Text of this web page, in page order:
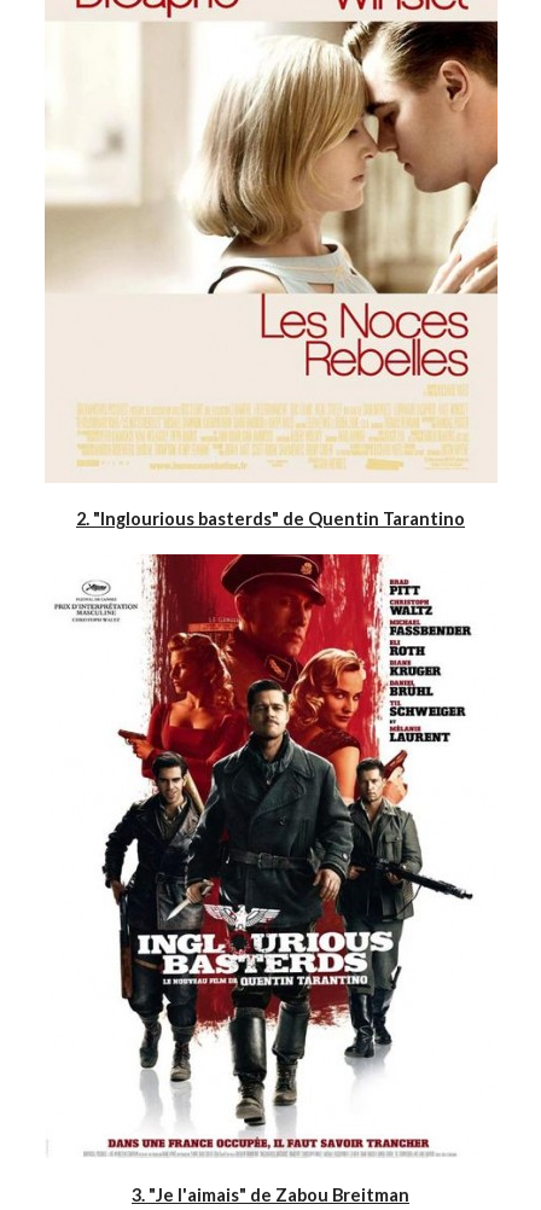
2. "Inglourious basterds" de Quentin Tarantino
3. "Je l'aimais" de Zabou Breitman